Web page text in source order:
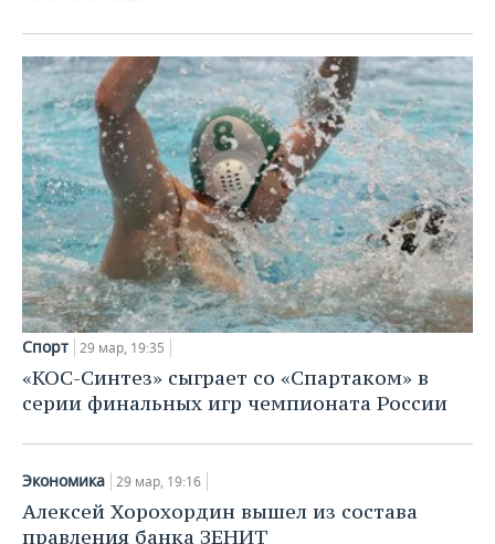
Спорт 29 мар, 19:35
«КОС-Синтез» сыграет со «Спартаком» в
серии финальных игр чемпионата России
Экономика 29 мар, 19:16
Алексей Хорохордин вышел из состава
правления банка ЗЕНИТ